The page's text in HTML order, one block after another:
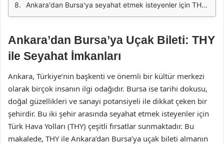
Ankara'dan Bursa'ya seyahat etmek isteyenler için THY, sunduğu hizmetler ve uçuş seçenekleri ile cazip bir alternatif oluşturmaktadır. Uçak ile seyahat etmek, hem zaman kazandırmakta hem de konforlu bir yolculuk deneyimi sunmaktadır.
Ankara’dan Bursa’ya Uçak Bileti: THY
ile Seyahat İmkanları
Ankara, Türkiye’nin başkenti ve önemli bir kültür merkezi
olarak birçok insanın ilgi odağıdır. Bursa ise tarihi dokusu,
doğal güzellikleri ve sanayi potansiyeli ile dikkat çeken bir
şehirdir. Bu iki şehir arasında seyahat etmek isteyenler için
Türk Hava Yolları (THY) çeşitli fırsatlar sunmaktadır. Bu
makalede, THY ile Ankara’dan Bursa’ya uçak bileti almanın